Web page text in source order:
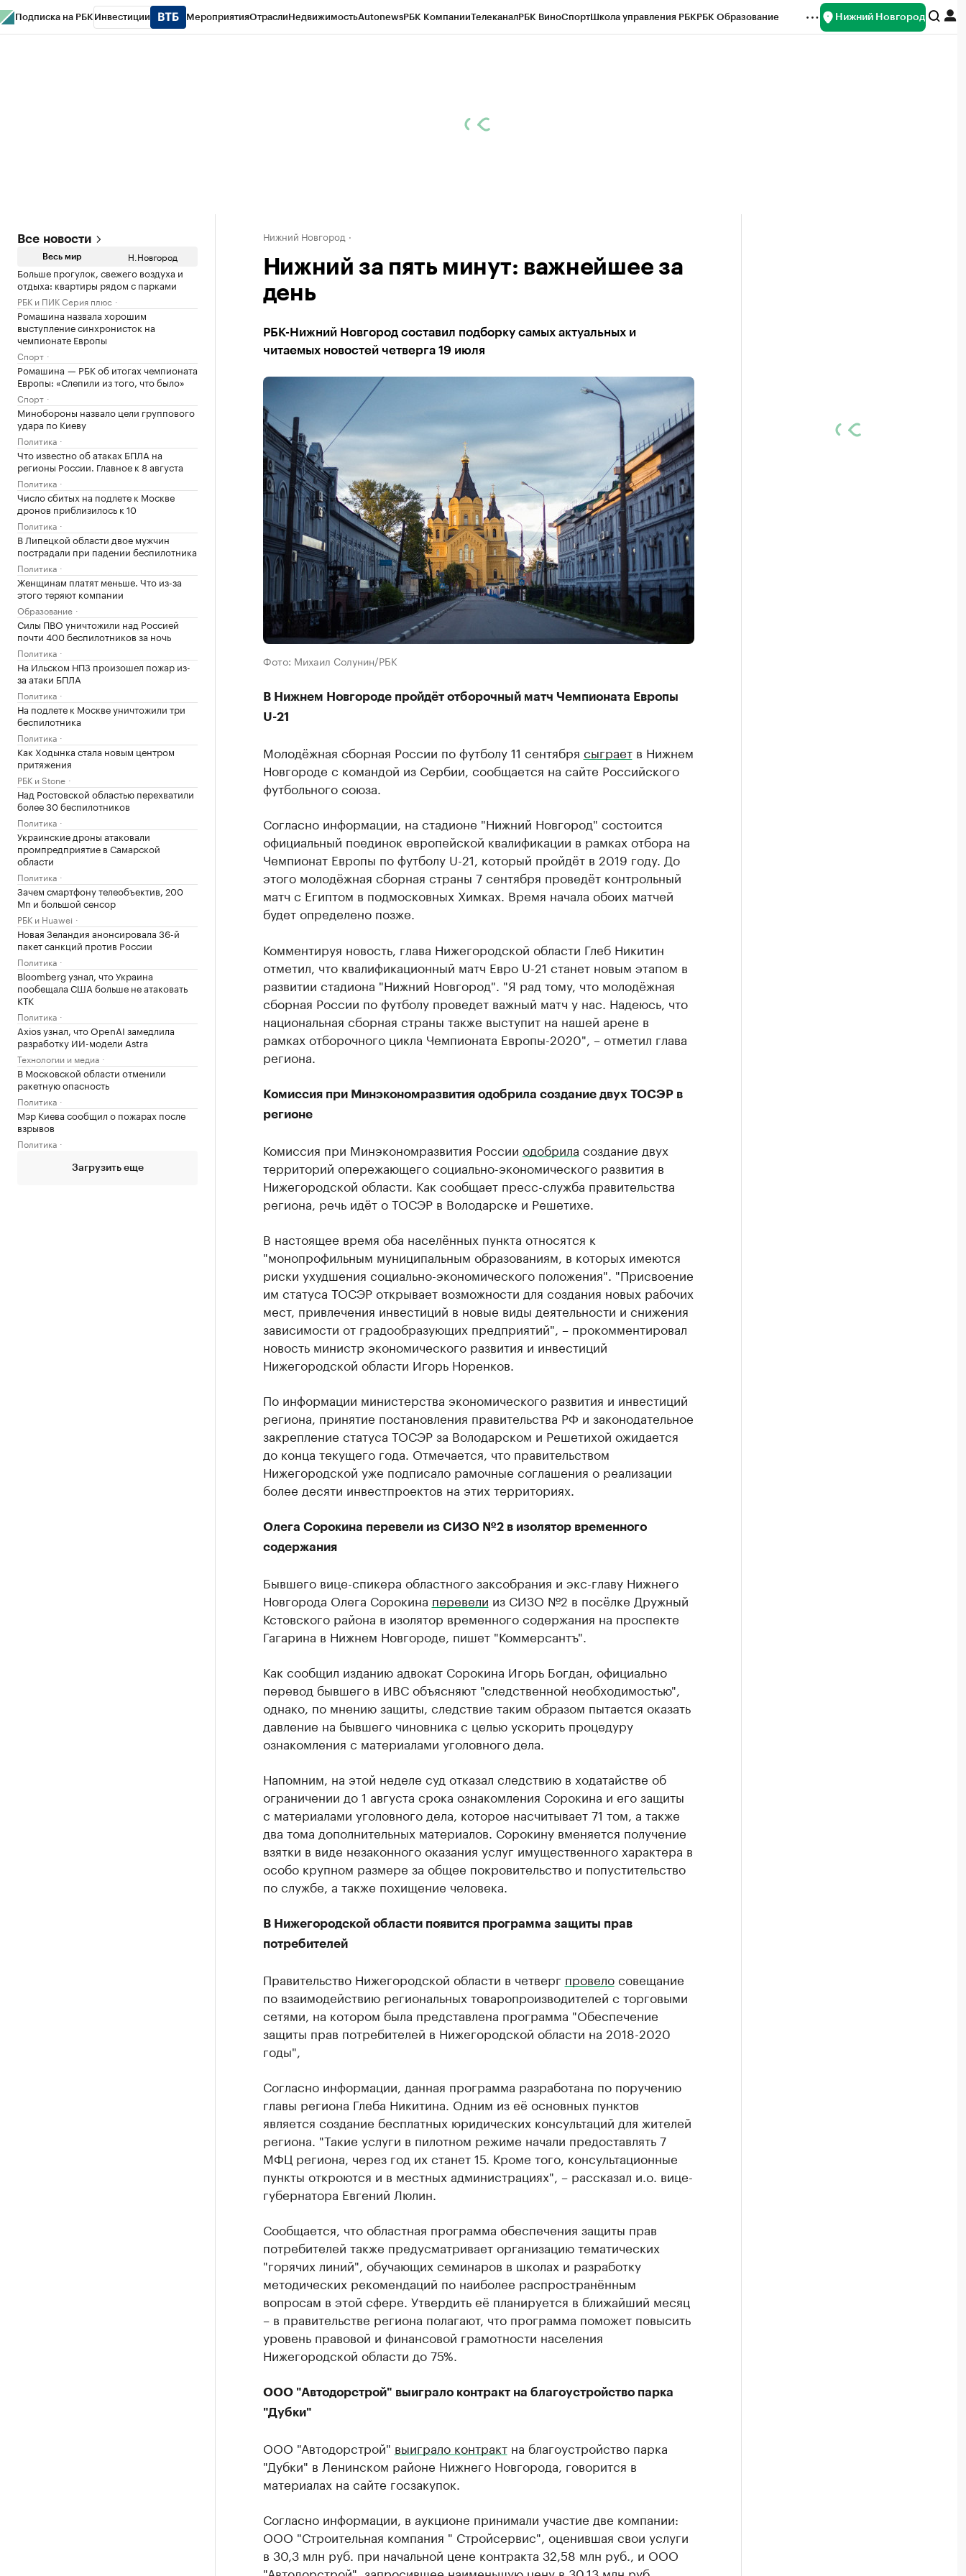
Подписка на РБК Инвестиции МероприятияОтраслиНедвижимостьAutonewsРБК КомпанииТелеканалРБК ВиноСпортШкола управления РБКРБК Образование Нижний Новгород
Все новости
Весь мир Н.Новгород
Больше прогулок, свежего воздуха и
отдыха: квартиры рядом с парками
РБК и ПИК Серия плюс
Ромашина назвала хорошим
выступление синхронисток на
чемпионате Европы
Спорт
Ромашина — РБК об итогах чемпионата
Европы: «Слепили из того, что было»
Спорт
Минобороны назвало цели группового
удара по Киеву
Политика
Что известно об атаках БПЛА на
регионы России. Главное к 8 августа
Политика
Число сбитых на подлете к Москве
дронов приблизилось к 10
Политика
В Липецкой области двое мужчин
пострадали при падении беспилотника
Политика
Женщинам платят меньше. Что из-за
этого теряют компании
Образование
Силы ПВО уничтожили над Россией
почти 400 беспилотников за ночь
Политика
На Ильском НПЗ произошел пожар из-
за атаки БПЛА
Политика
На подлете к Москве уничтожили три
беспилотника
Политика
Как Ходынка стала новым центром
притяжения
РБК и Stone
Над Ростовской областью перехватили
более 30 беспилотников
Политика
Украинские дроны атаковали
промпредприятие в Самарской
области
Политика
Зачем смартфону телеобъектив, 200
Мп и большой сенсор
РБК и Huawei
Новая Зеландия анонсировала 36-й
пакет санкций против России
Политика
Bloomberg узнал, что Украина
пообещала США больше не атаковать
КТК
Политика
Axios узнал, что OpenAI замедлила
разработку ИИ-модели Astra
Технологии и медиа
В Московской области отменили
ракетную опасность
Политика
Мэр Киева сообщил о пожарах после
взрывов
Политика
Загрузить еще
Нижний Новгород
Нижний за пять минут: важнейшее за
день
РБК-Нижний Новгород составил подборку самых актуальных и
читаемых новостей четверга 19 июля
Фото: Михаил Солунин/РБК
В Нижнем Новгороде пройдёт отборочный матч Чемпионата Европы
U-21
Молодёжная сборная России по футболу 11 сентября сыграетв Нижнем
Новгороде с командой из Сербии, сообщается на сайте Российского
футбольного союза. ​
Согласно информации, на стадионе "Нижний Новгород" состоится
официальный поединок европейской квалификации в рамках отбора на
Чемпионат Европы по футболу U-21, который пройдёт в 2019 году. До
этого молодёжная сборная страны 7 сентября проведёт контрольный
матч с Египтом в подмосковных Химках. Время начала обоих матчей
будет определено позже.
Комментируя новость, глава Нижегородской области Глеб Никитин
отметил, что квалификационный матч Евро U-21 станет новым этапом в
развитии стадиона "Нижний Новгород". "Я рад тому, что молодёжная
сборная России по футболу проведет важный матч у нас. Надеюсь, что
национальная сборная страны также выступит на нашей арене в
рамках отборочного цикла Чемпионата Европы-2020", – отметил глава
региона.
Комиссия при Минэкономразвития одобрила создание двух ТОСЭР в
регионе
Комиссия при Минэкономразвития России одобрила создание двух
территорий опережающего социально-экономического развития в
Нижегородской области. Как сообщает пресс-служба правительства
региона, речь идёт о ТОСЭР в Володарске и Решетихе.
В настоящее время оба населённых пункта относятся к
"монопрофильным муниципальным образованиям, в которых имеются
риски ухудшения социально-экономического положения". "Присвоение
им статуса ТОСЭР открывает возможности для создания новых рабочих
мест, привлечения инвестиций в новые виды деятельности и снижения
зависимости от градообразующих предприятий", – прокомментировал
новость министр экономического развития и инвестиций
Нижегородской области Игорь Норенков.
По информации министерства экономического развития и инвестиций
региона, принятие постановления правительства РФ и законодательное
закрепление статуса ТОСЭР за Володарском и Решетихой ожидается
до конца текущего года. Отмечается, что правительством
Нижегородской уже подписало рамочные соглашения о реализации
более десяти инвестпроектов на этих территориях.
Олега Сорокина перевели из СИЗО №2 в изолятор временного
содержания
Бывшего вице-спикера областного заксобрания и экс-главу Нижнего
Новгорода Олега Сорокина перевели из СИЗО №2 в посёлке Дружный
Кстовского района в изолятор временного содержания на проспекте
Гагарина в Нижнем Новгороде, пишет "Коммерсантъ".
Как сообщил изданию адвокат Сорокина Игорь Богдан, официально
перевод бывшего в ИВС объясняют "следственной необходимостью",
однако, по мнению защиты, следствие таким образом пытается оказать
давление на бывшего чиновника с целью ускорить процедуру
ознакомления с материалами уголовного дела.
Напомним, на этой неделе суд отказал следствию в ходатайстве об
ограничении до 1 августа срока ознакомления Сорокина и его защиты
с материалами уголовного дела, которое насчитывает 71 том, а также
два тома дополнительных материалов. Сорокину вменяется получение
взятки в виде незаконного оказания услуг имущественного характера в
особо крупном размере за общее покровительство и попустительство
по службе, а также похищение человека.
В Нижегородской области появится программа защиты прав
потребителей
Правительство Нижегородской области в четверг провелосовещание
по взаимодействию региональных товаропроизводителей с торговыми
сетями, на котором была представлена программа "Обеспечение
защиты прав потребителей в Нижегородской области на 2018-2020
годы",
Согласно информации, данная программа разработана по поручению
главы региона Глеба Никитина. Одним из её основных пунктов
является создание бесплатных юридических консультаций для жителей
региона. "Такие услуги в пилотном режиме начали предоставлять 7
МФЦ региона, через год их станет 15. Кроме того, консультационные
пункты откроются и в местных администрациях", – рассказал и.о. вице-
губернатора Евгений Люлин.
Сообщается, что областная программа обеспечения защиты прав
потребителей также предусматривает организацию тематических
"горячих линий", обучающих семинаров в школах и разработку
методических рекомендаций по наиболее распространённым
вопросам в этой сфере. Утвердить её планируется в ближайший месяц
– в правительстве региона полагают, что программа поможет повысить
уровень правовой и финансовой грамотности населения
Нижегородской области до 75%.
ООО "Автодорстрой" выиграло контракт на благоустройство парка
"Дубки"
ООО "Автодорстрой" выиграло контрактна благоустройство парка
"Дубки" в Ленинском районе Нижнего Новгорода, говорится в
материалах на сайте госзакупок.
Согласно информации, в аукционе принимали участие две компании:
ООО "Строительная компания " Стройсервис", оценившая свои услуги
в 30,3 млн руб. при начальной цене контракта 32,58 млн руб., и ООО